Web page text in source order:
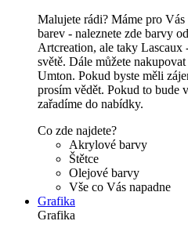
Malujete rádi? Máme pro
barev - naleznete zde barvy
Artcreation, ale taky
světě. Dále můžete
Umton. Pokud byste měli
prosím vědět. Pokud to bude
zařadíme do nabídky.
Co zde najdete?
Akrylové barvy
Štětce
Olejové barvy
Vše co Vás napadne
Grafika
Grafika